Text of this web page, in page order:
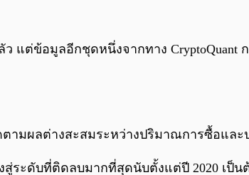
ต่ข้อมูลอีกชุดหนึ่งจากทาง CryptoQuant ก
ามผลต่างสะสมระหว่างปริมาณการซื้อและ
สู่ระดับที่ติดลบมากที่สุดนับตั้งแต่ปี 2020 เ